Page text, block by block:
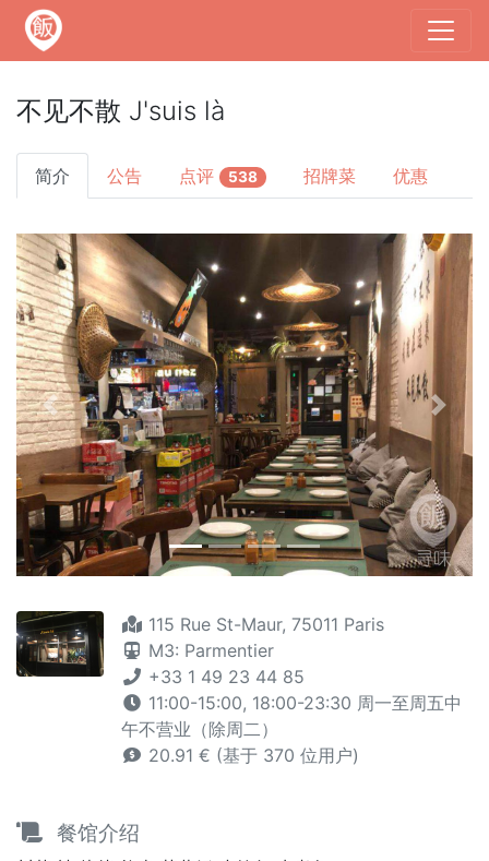
不见不散 J'suis là
简介 公告 点评 538 招牌菜 优惠
Previous Next
115 Rue St-Maur, 75011 Paris
M3: Parmentier
+33 1 49 23 44 85
11:00-15:00, 18:00-23:30 周一至周五中
午不营业（除周二）
20.91 € (基于 370 位用户)
餐馆介绍